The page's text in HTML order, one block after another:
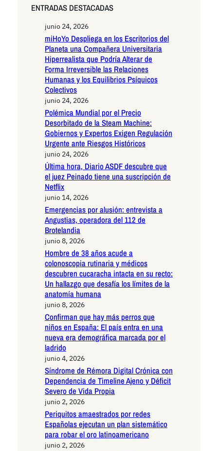
ENTRADAS DESTACADAS
junio 24, 2026
miHoYo Despliega en los Escritorios del
Planeta una Compañera Universitaria
Hiperrealista que Podría Alterar de
Forma Irreversible las Relaciones
Humanas y los Equilibrios Psíquicos
Colectivos
junio 24, 2026
Polémica Mundial por el Precio
Desorbitado de la Steam Machine:
Gobiernos y Expertos Exigen Regulación
Urgente ante Riesgos Históricos
junio 24, 2026
Última hora, Diario ASDF descubre que
el juez Peinado tiene una suscripción de
Netflix
junio 14, 2026
Emergencias por alusión: entrevista a
Angustias, operadora del 112 de
Brotelandia
junio 8, 2026
Hombre de 38 años acude a
colonoscopia rutinaria y médicos
descubren cucaracha intacta en su recto:
Un hallazgo que desafía los límites de la
anatomía humana
junio 8, 2026
Confirman que hay más perros que
niños en España: El país entra en una
nueva era demográfica marcada por el
ladrido
junio 4, 2026
Síndrome de Rémora Digital Crónica con
Dependencia de Timeline Ajeno y Déficit
Severo de Vida Propia
junio 2, 2026
Periquitos amaestrados por redes
Españolas ejecutan un plan sistemático
para robar el oro latinoamericano
junio 2, 2026